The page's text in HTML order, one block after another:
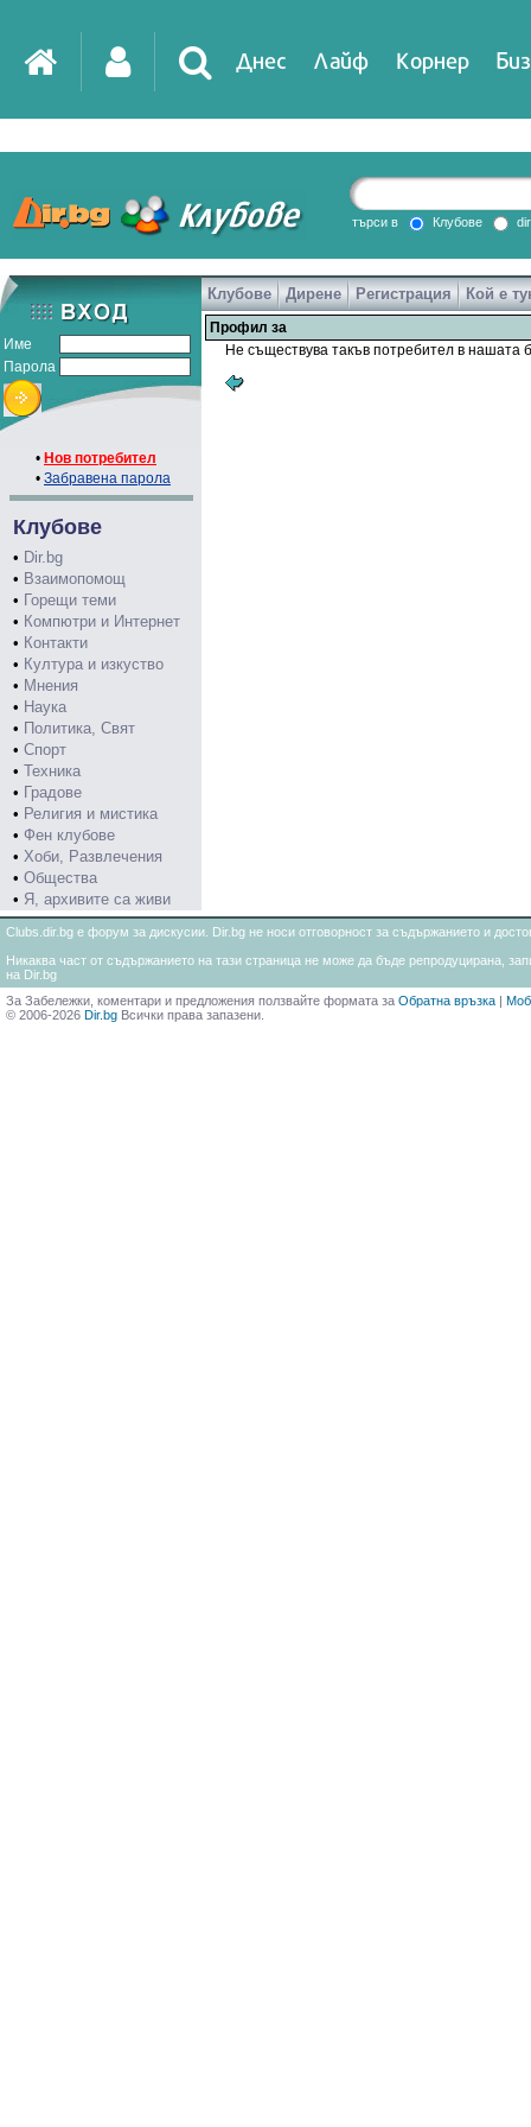
Днес Лайф Корнер
DirTV Impressio
Games
търси в Клубове
Име
Парола
• Нов потребител
• Забравена парола
Клубове
• Dir.bg
• Взаимопомощ
• Горещи теми
• Компютри и Интернет
• Контакти
• Култура и изкуство
• Мнения
• Наука
• Политика, Свят
• Спорт
• Техника
• Градове
• Религия и мистика
• Фен клубове
• Хоби, Развлечения
• Общества
• Я, архивите са живи
Клубове Дирене Регистрация Кой е
Профил за
Не съществува такъв потребител в нашата
Clubs.dir.bg е форум за дискусии. Dir.bg не носи отговорност за съдържанието и
Никаква част от съдържанието на тази страница не може да бъде репродуцирана,
на Dir.bg
За Забележки, коментари и предложения ползвайте формата за Обратна връзка |
© 2006-2026 Dir.bg Всички права запазени.